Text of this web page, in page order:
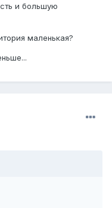
и большую
маленькая?